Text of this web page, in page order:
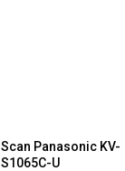
Scan Panasonic KV-
S1065C-U